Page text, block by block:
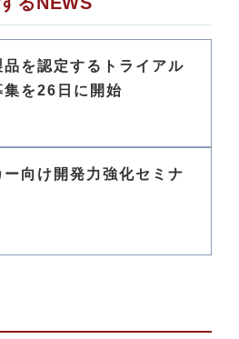
を認定するトライアル
を26日に開始
向け開発力強化セミナ